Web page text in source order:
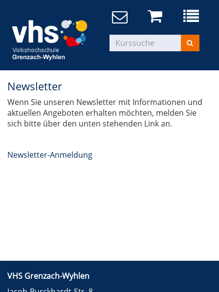
Newsletter
Wenn Sie unseren Newsletter mit Informationen und
aktuellen Angeboten erhalten möchten, melden Sie
sich bitte über den unten stehenden Link an.
Newsletter-Anmeldung
VHS Grenzach-Wyhlen